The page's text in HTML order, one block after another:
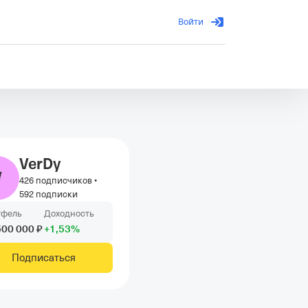
Войти
VerDy
426 подписчиков •
592 подписки
000₽
Доходность
+1,53%
Подписаться